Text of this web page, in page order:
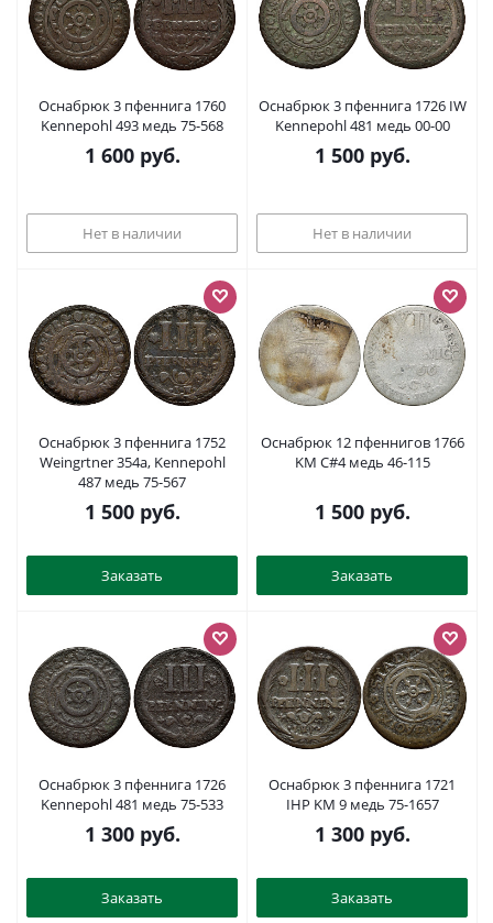
Оснабрюк 3 пфеннига 1760
Kennepohl 493 медь 75-568
1 600руб.
Нет в наличии
Оснабрюк 3 пфеннига 1726 IW
Kennepohl 481 медь 00-00
1 500руб.
Нет в наличии
Оснабрюк 3 пфеннига 1752
Weingrtner 354a, Kennepohl
487 медь 75-567
1 500руб.
Заказать
Оснабрюк 12 пфеннигов 1766
KM C#4 медь 46-115
1 500руб.
Заказать
Оснабрюк 3 пфеннига 1726
Kennepohl 481 медь 75-533
1 300руб.
Заказать
Оснабрюк 3 пфеннига 1721
IHP KM 9 медь 75-1657
1 300руб.
Заказать